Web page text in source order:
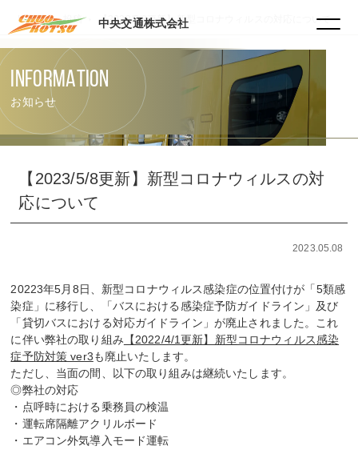
中央交通株式会社
HOME 投稿 【2023/5/8更新】新型コロナウィルスの対応について
お知らせ
INFORMATION
【2023/5/8更新】新型コロナウィルスの対
応について
2023.05.08
20223年5月8日、新型コロナウィルス感染症の位置付けが「5類感
染症」に移行し、「バスにおける感染症予防ガイドライン」及び
「貸切バスにおける対応ガイドライン」が廃止されました。これ
に伴い弊社の取り組み 【2022/4/1更新】新型コロナウィルス感染
症予防対策 ver3も廃止いたします。
ただし、当面の間、以下の取り組みは継続いたします。
◎弊社の対応
・点呼時における乗務員の検温
・運転席隔離アクリルボード
・エアコン外気導入モード運転